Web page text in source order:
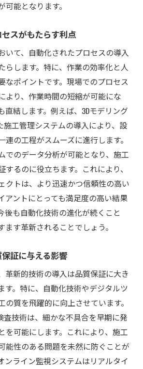
能となります。
スがもたらす利点
いて、自動化されたプロセスの導入
らします。特に、作業の効率化と人
なポイントです。現場でのプロセス
より、作業時間の短縮が可能にな
直結します。例えば、3Dモデリング
施工管理システムの導入により、設
連の工程がスムーズに進行します。
でのデータ分析が可能となり、施工
するのに役立ちます。これにより、
クトは、より迅速かつ信頼性の高い
アントにとっても満足度の高い結果
後も自動化技術の進化が続くこと
ます革新されることでしょう。
証に与える影響
革新的技術の導入は品質保証に大き
す。特に、自動化技術やデジタルツ
の質を飛躍的に向上させています。
査技術は、細かな不具合を早期に発
を可能にします。これにより、施工
能性のある問題を未然に防ぐことが
ンライン監視システムはリアルタイ